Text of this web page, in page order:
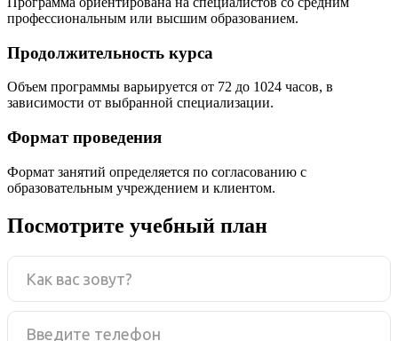
профессиональным или высшим образованием.
Продолжительность курса
Объем программы варьируется от 72 до 1024 часов, в
зависимости от выбранной специализации.
Формат проведения
Формат занятий определяется по согласованию с
образовательным учреждением и клиентом.
Посмотрите учебный план